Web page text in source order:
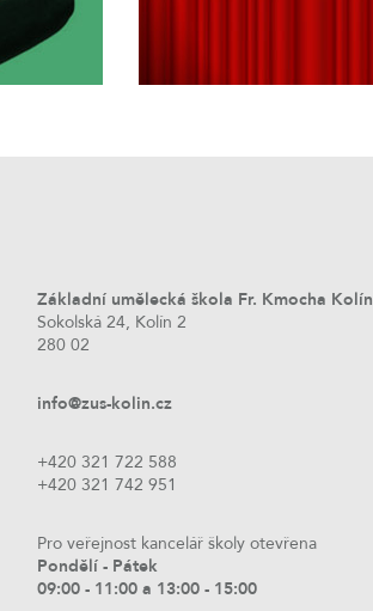
Základní umělecká škola Fr. Kmocha Kolín
Sokolská 24, Kolín 2
280 02
info@zus-kolin.cz
+420 321 722 588
+420 321 742 951
Pro veřejnost kancelář školy otevřena
Pondělí - Pátek
09:00 - 11:00 a 13:00 - 15:00